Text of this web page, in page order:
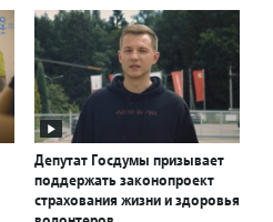
Депутат Госдумы призывает
поддержать законопроект
страхования жизни и здоровья